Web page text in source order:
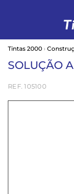
Tintas 2000 ›
SOLUÇÃO
105100